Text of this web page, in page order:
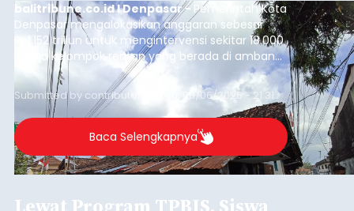
balitribune.co.id I Denpasar - Pemerintah Kota
Denpasar mengalokasikan anggaran sebesar
Rp1,152 triliun untuk mengintervensi sekitar 18.000
warga kelompok rentan yang berada di ambang
garis kemiskinan. Langkah strategis ini diambil
guna menjaga masyarakat yang berada pada
kelompok desil 5 dan 6 tersebut agar tidak
merosot ke kategori miskin.
Submitted by contributor Thu, 08/06/2026 - 21:31
Baca Selengkapnya
Lewat Program TPBIS, Siswa